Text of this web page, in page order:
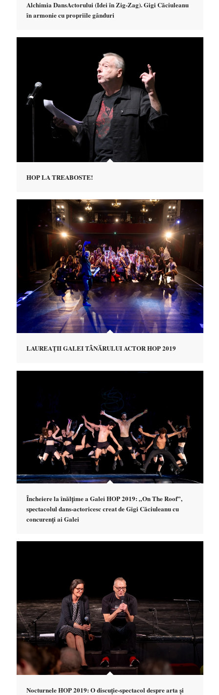
Alchimia DansActorului (Idei în Zig-Zag). Gigi Căciuleanu
în armonie cu propriile gânduri
HOP LA TREABOSTE!
LAUREAŢII GALEI TÂNĂRULUI ACTOR HOP 2019
Încheiere la înălțime a Galei HOP 2019: „On The Roof”,
spectacolul dans-actoricesc creat de Gigi Căciuleanu cu
concurenți ai Galei
Nocturnele HOP 2019: O discuție-spectacol despre arta și